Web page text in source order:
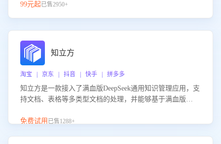
99元起已售2950+
知立方
淘宝 | 京东 | 抖音 | 快手 | 拼多多
知立方是一款接入了满血版DeepSeek通用知识管理应用，支
持文档、表格等多类型文档的处理，并能够基于满血版
识支持，帮助用户高效管理和利用知识资源。通过该产品，
免费试用 已售1288+